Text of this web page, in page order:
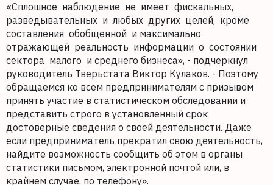
«Сплошное наблюдение не имеет фискальных,
разведывательных и любых других целей, кроме
составления обобщенной и максимально
отражающей реальность информации о состоянии
сектора малого и среднего бизнеса», - подчеркнул
руководитель Тверьстата Виктор Кулаков. - Поэтому
обращаемся ко всем предпринимателям с призывом
принять участие в статистическом обследовании и
представить строго в установленный срок
достоверные сведения о своей деятельности. Даже
если предприниматель прекратил свою деятельность,
найдите возможность сообщить об этом в органы
статистики письмом, электронной почтой или, в
крайнем случае, по телефону».